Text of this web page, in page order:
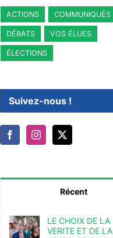
ACTIONS COMMUNIQUÉS
DÉBATS VOS ÉLUES
ÉLECTIONS
Suivez-nous !
Récent
LE CHOIX DE LA
VERITE ET DE LA